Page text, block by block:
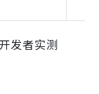
发者实测